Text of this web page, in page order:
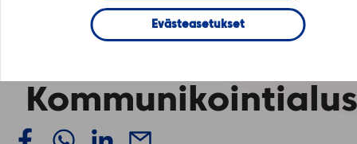
Evästeasetukset
10: Uudet